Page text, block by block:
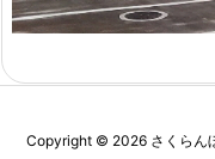
Copyright © 2026 さくらん